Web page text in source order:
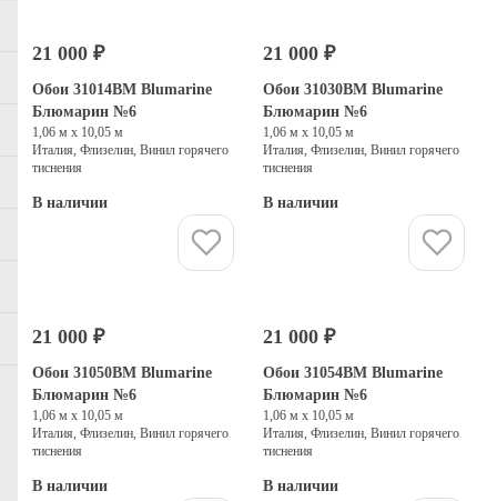
21 000 ₽
Обои 31014BM Blumarine
Блюмарин №6
1,06 м х 10,05 м
Италия, Флизелин, Винил горячего
тиснения
В наличии
21 000 ₽
Обои 31030BM Blumarine
Блюмарин №6
1,06 м х 10,05 м
Италия, Флизелин, Винил горячего
тиснения
В наличии
21 000 ₽
Обои 31050BM Blumarine
Блюмарин №6
1,06 м х 10,05 м
Италия, Флизелин, Винил горячего
тиснения
В наличии
21 000 ₽
Обои 31054BM Blumarine
Блюмарин №6
1,06 м х 10,05 м
Италия, Флизелин, Винил горячего
тиснения
В наличии